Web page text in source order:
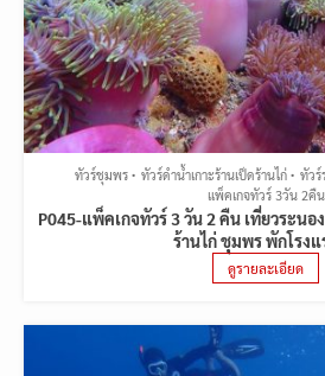
ทัวร์ชุมพร ทัวร์ดำน้ำเกาะร้านเป็ดร้านไก่ ทัวร์
แพ็คเกจทัวร์ 3วัน 2คืน
P045-แพ็คเกจทัวร์ 3 วัน 2 คืน เที่ยวระนอ
ร้านไก่ ชุมพร พักโรง
ดูรายละเอียด